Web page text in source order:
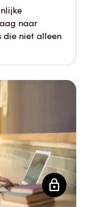
naar
die niet alleen